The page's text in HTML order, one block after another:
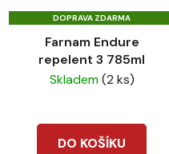
DOPRAVA ZDARMA
Farnam Endure
repelent 3 785ml
Skladem(2 ks)
DO KOŠÍKU